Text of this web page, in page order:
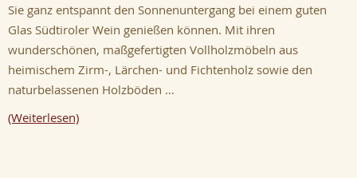
Sie ganz entspannt den Sonnenuntergang bei einem guten
Glas Südtiroler Wein genießen können. Mit ihren
wunderschönen, maßgefertigten Vollholzmöbeln aus
heimischem Zirm-, Lärchen- und Fichtenholz sowie den
naturbelassenen Holzböden …
(Weiterlesen)